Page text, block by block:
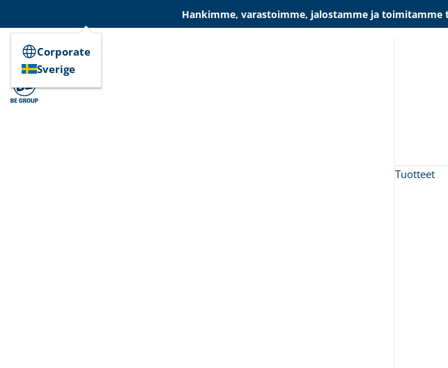
Hankimme, varastoimme, jalostamme ja
Tuotteet
Corporate
Sverige